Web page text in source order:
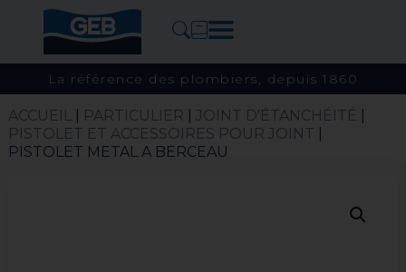
La référence des plombiers, depuis 1860
ACCUEIL| PARTICULIER JOINT D'ÉTANCHÉITÉ
PISTOLET​ ET ACCESSOIRES POUR JOINT
PISTOLET METAL A BERCEAU